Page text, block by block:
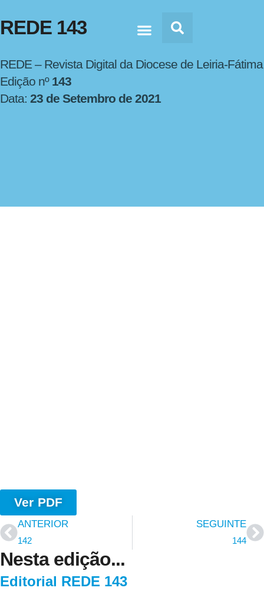
REDE 143
REDE – Revista Digital da Diocese de Leiria-Fátima
Edição nº 143
Data: 23 de Setembro de 2021
Ver PDF
ANTERIOR
142
SEGUINTE
144
Nesta edição...
Editorial REDE 143